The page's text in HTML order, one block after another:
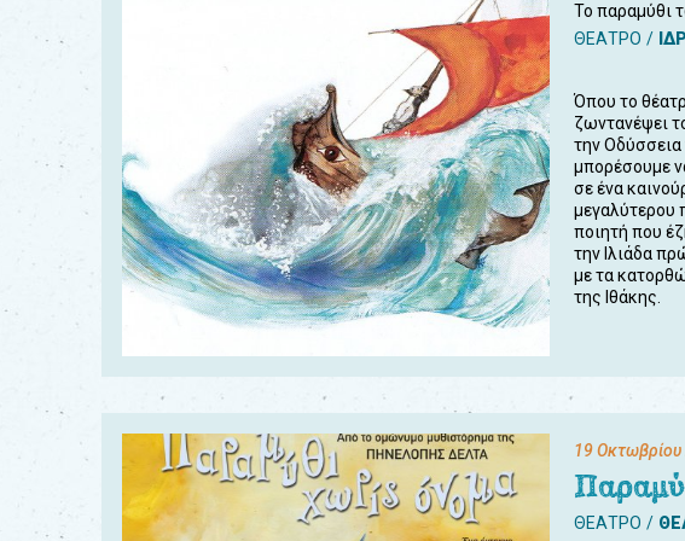
Το παραμύθι
ΘΕΑΤΡΟ
Όπου το
ζωντανέψει
την
μπορέσουμε
σε ένα
μεγαλύτερου
ποιητή που
την Ιλιάδα
με τα
της Ιθάκης.
19
ΘΕΑΤΡΟ